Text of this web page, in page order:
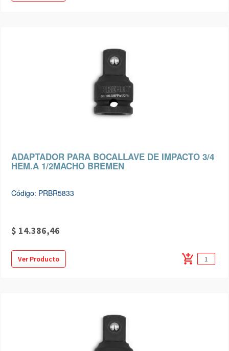
ADAPTADOR PARA BOCALLAVE DE IMPACTO 3/4
HEM.A 1/2MACHO BREMEN
Código: PRBR5833
$ 14.386,46
Ver Producto add_shopping_cart